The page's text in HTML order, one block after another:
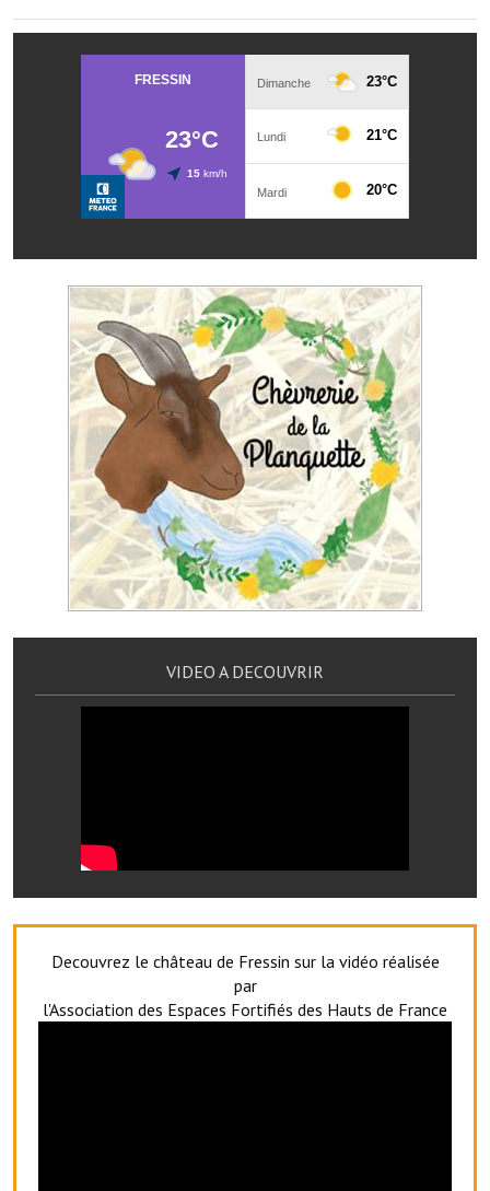
Le sport au foyer rural
Les foulées Fressinoises
Le calendrier annuel
Liste et coordonnées des associations
TOURISME, PATRIMOINE
Fressin, ville d'histoire
L'église
Les panneaux du patrimoine
Le château
Georges Bernanos
Village d'art
Les sculptures du village
Une église dans l'église
Fressin, cité verte et tourisme sportif
Le sentier de la Planquette
Les foulées Fressinoises
Acteurs du tourisme
Les étangs de Fressin
O' jardin paisible
VIDEO A DECOUVRIR
Decouvrez le château de Fressin sur la vidéo réalisée
par
l'Association des Espaces Fortifiés des Hauts de France